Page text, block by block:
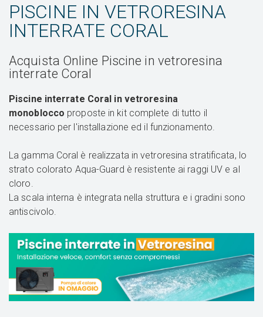
PISCINE IN VETRORESINA
INTERRATE CORAL
Acquista Online Piscine in vetroresina
interrate Coral
Piscine interrate Coral in vetroresina
monoblocco proposte in kit complete di tutto il
necessario per l'installazione ed il funzionamento.
La gamma Coral è realizzata in vetroresina stratificata, lo
strato colorato Aqua-Guard è resistente ai raggi UV e al
cloro.
La scala interna è integrata nella struttura e i gradini sono
antiscivolo.